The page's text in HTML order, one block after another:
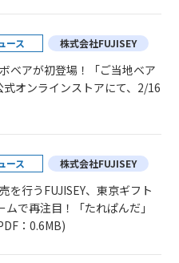
ース 株式会社FUJISEY
ベアが初登場！「ご当地ベア
オンラインストアにて、2/16
ース 株式会社FUJISEY
を行うFUJISEY、東京ギフト
で再注目！「たれぱんだ」
：0.6MB)